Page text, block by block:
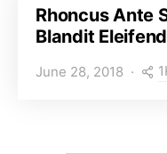
Rhoncus Ante
Blandit
June 28, 2018